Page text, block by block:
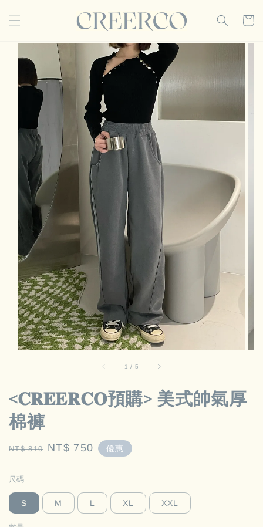
1 / 5
<𝐂𝐑𝐄𝐄𝐑𝐂𝐎預購> 美式帥氣厚
棉褲
Regular
NT$ 810 Sale
NT$ 750 優惠
尺碼
S M L XL XXL